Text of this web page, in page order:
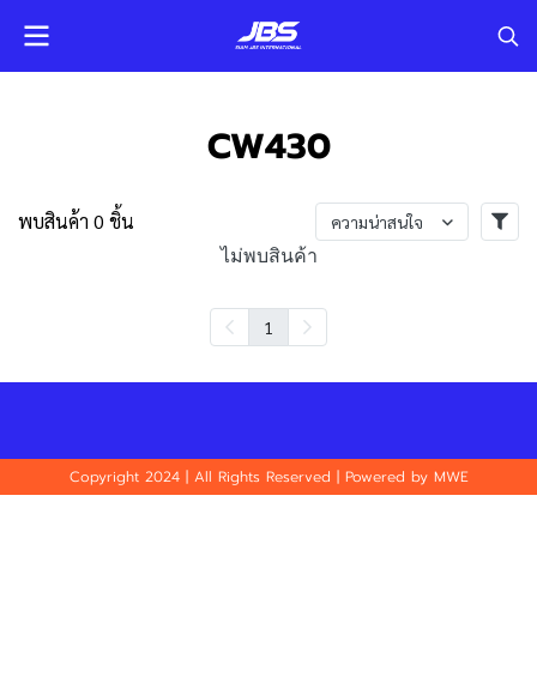
CW430
พบสินค้า 0 ชิ้น ความน่าสนใจ
ไม่พบสินค้า
1
Copyright 2024 | All Rights Reserved | Powered by MWE